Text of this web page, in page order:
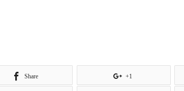
Share +1